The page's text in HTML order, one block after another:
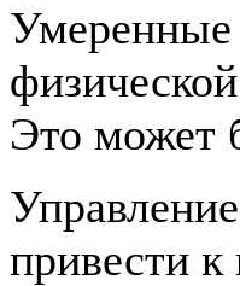
Умеренные
Это может
привести